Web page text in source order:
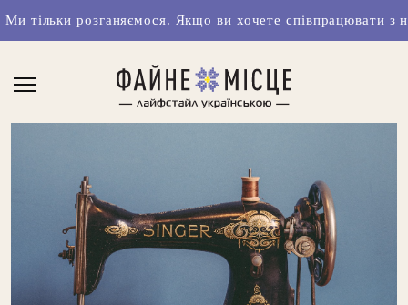
Якщо ви хочете співпрацювати з нами чи